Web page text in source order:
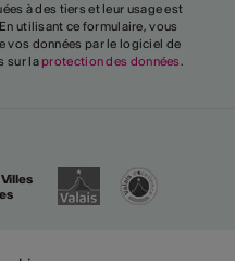
à des tiers et leur usage est
utilisant ce formulaire, vous
vos données par le logiciel de
sur la protection des données.